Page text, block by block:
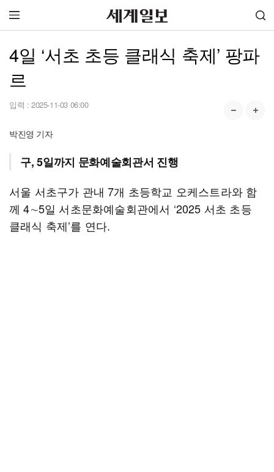
4일 ‘서초 초등 클래식 축제’ 팡파
르
입력 : 2025-11-03 06:00
박진영 기자
구, 5일까지 문화예술회관서 진행
서울 서초구가 관내 7개 초등학교 오케스트라와 함
께 4∼5일 서초문화예술회관에서 ‘2025 서초 초등
클래식 축제’를 연다.